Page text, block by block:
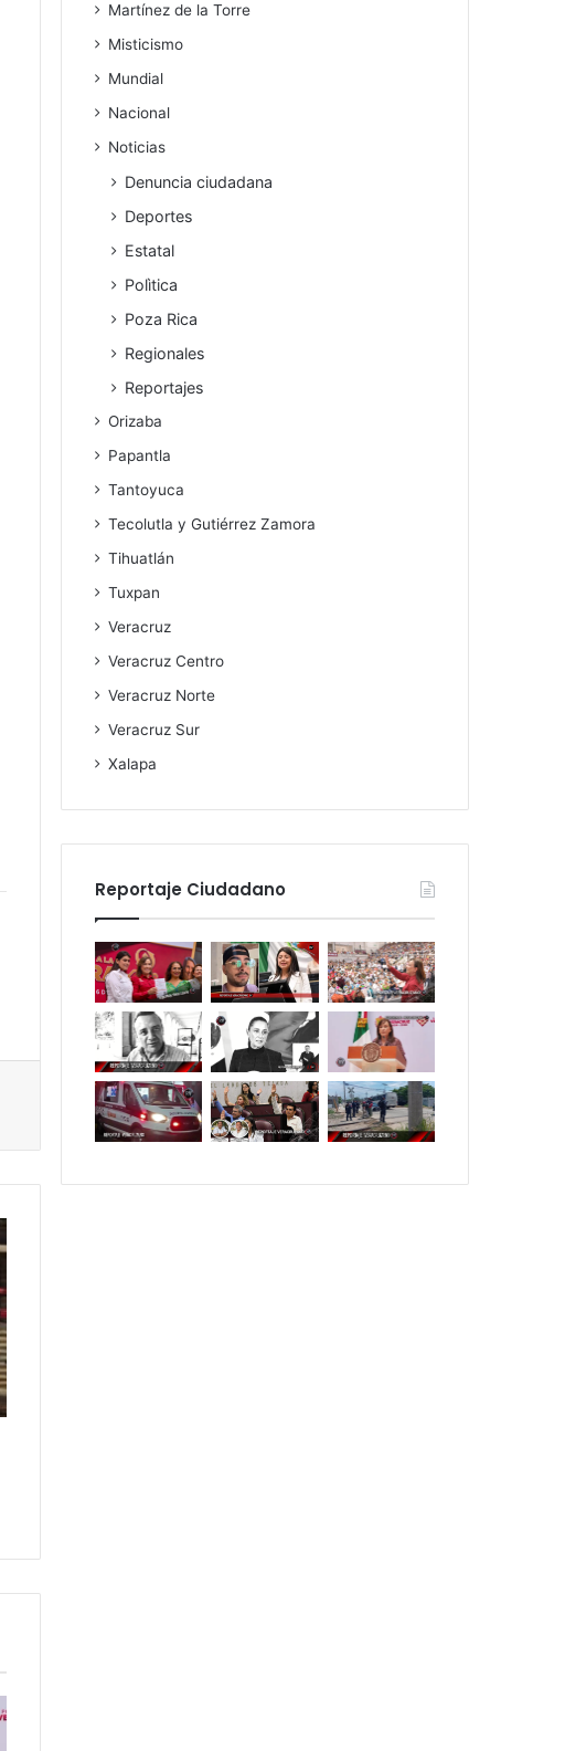
Martínez de la Torre
Misticismo
Mundial
Nacional
Noticias
Denuncia ciudadana
Deportes
Estatal
Polìtica
Poza Rica
Regionales
Reportajes
Orizaba
Papantla
Tantoyuca
Tecolutla y Gutiérrez Zamora
Tihuatlán
Tuxpan
Veracruz
Veracruz Centro
Veracruz Norte
Veracruz Sur
Xalapa
Reportaje Ciudadano